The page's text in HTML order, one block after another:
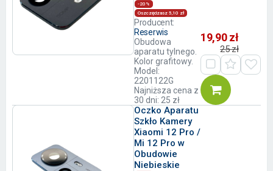
-20%
Oszczędzasz 5,10 zł
Producent:
Reserwis
Obudowa
aparatu tylnego.
Kolor grafitowy.
Model:
2201122G
Najniższa cena z
30 dni: 25 zł
19,90 zł
25 zł
Oczko Aparatu
Szkło Kamery
Xiaomi 12 Pro /
Mi 12 Pro w
Obudowie
Niebieskie